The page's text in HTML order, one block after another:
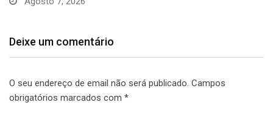
Deixe um comentário
O seu endereço de email não será publicado. Campos
obrigatórios marcados com *